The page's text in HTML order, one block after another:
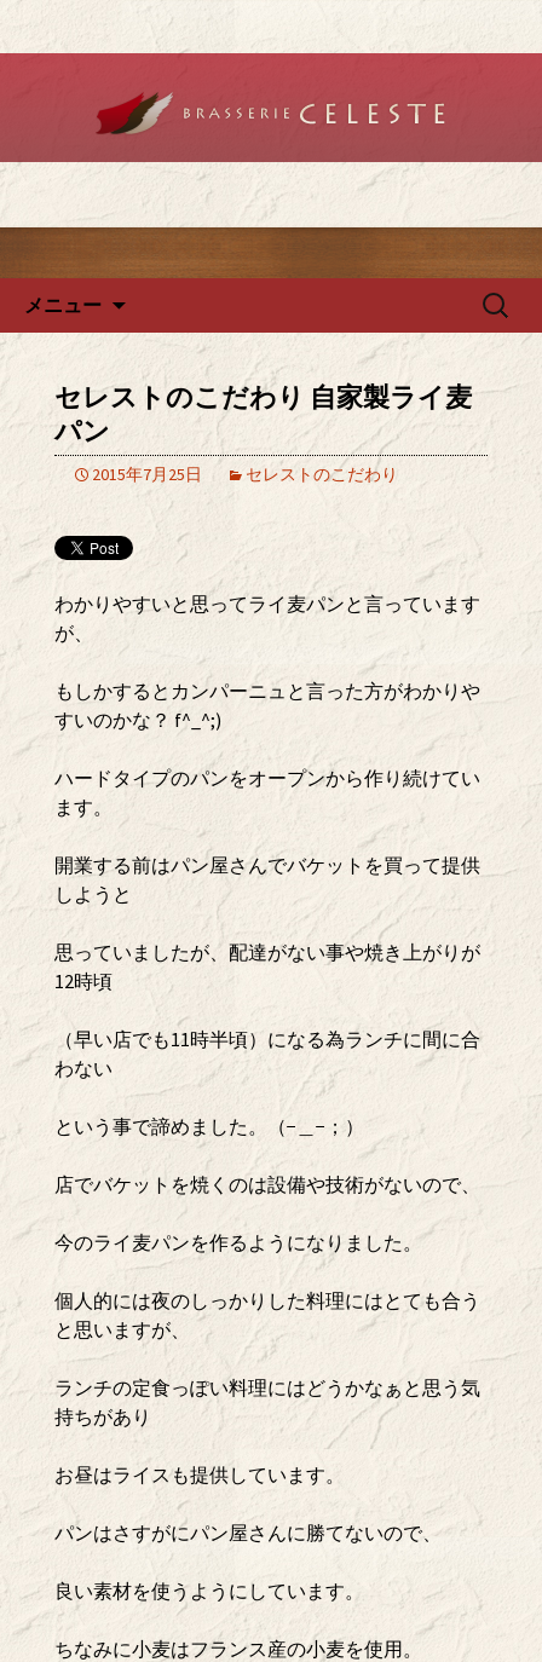
堺のフレンチ「ブラッスリー
セレスト」で、ランチ・ディ
ナーを
堺のフレンチ「ブラットリーセレス
ト」で記念日やデートを
メニュー
検
セレストのこだわり 自家製ライ麦
パン
2015年7月25日 セレストのこだわり
わかりやすいと思ってライ麦パンと言っています
が、
もしかするとカンパーニュと言った方がわかりや
すいのかな？ f^_^;)
ハードタイプのパンをオープンから作り続けてい
ます。
開業する前はパン屋さんでバケットを買って提供
しようと
思っていましたが、配達がない事や焼き上がりが
12時頃
（早い店でも11時半頃）になる為ランチに間に合
わない
という事で諦めました。（−＿−；）
店でバケットを焼くのは設備や技術がないので、
今のライ麦パンを作るようになりました。
個人的には夜のしっかりした料理にはとても合う
と思いますが、
ランチの定食っぽい料理にはどうかなぁと思う気
持ちがあり
お昼はライスも提供しています。
パンはさすがにパン屋さんに勝てないので、
良い素材を使うようにしています。
ちなみに小麦はフランス産の小麦を使用。